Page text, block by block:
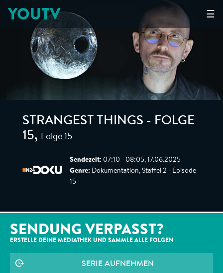
☰
YOUTV
STRANGEST THINGS - FOLGE
15, Folge 15
Sendezeit: 07:10 - 08:05, 17.06.2025
Genre: Dokumentation, Staffel 2 - Episode
15
SENDUNG VERPASST?
ERSTELLE DEINE MEDIATHEK UND SAMMLE ALLE FOLGEN
SERIE AUFNEHMEN